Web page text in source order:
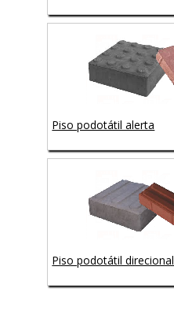
Piso podotátil alerta
Piso podotátil direcional